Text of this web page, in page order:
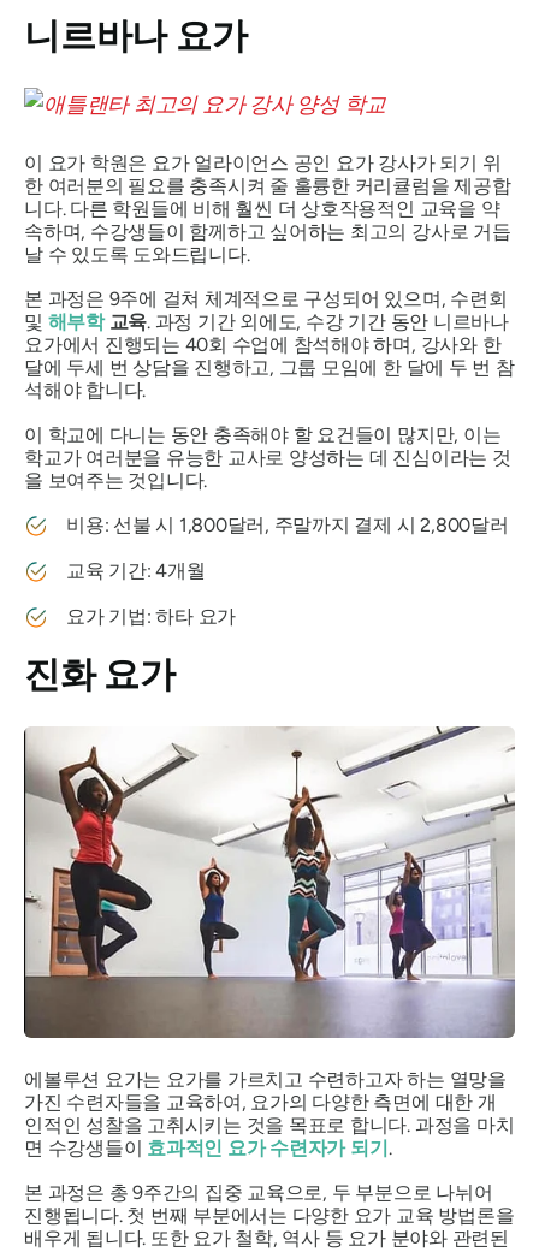
니르바나 요가
이 요가 학원은 요가 얼라이언스 공인 요가 강사가 되기 위
한 여러분의 필요를 충족시켜 줄 훌륭한 커리큘럼을 제공합
니다. 다른 학원들에 비해 훨씬 더 상호작용적인 교육을 약
속하며, 수강생들이 함께하고 싶어하는 최고의 강사로 거듭
날 수 있도록 도와드립니다.
본 과정은 9주에 걸쳐 체계적으로 구성되어 있으며, 수련회
및 해부학교육. 과정 기간 외에도, 수강 기간 동안 니르바나
요가에서 진행되는 40회 수업에 참석해야 하며, 강사와 한
달에 두세 번 상담을 진행하고, 그룹 모임에 한 달에 두 번 참
석해야 합니다.
이 학교에 다니는 동안 충족해야 할 요건들이 많지만, 이는
학교가 여러분을 유능한 교사로 양성하는 데 진심이라는 것
을 보여주는 것입니다.
비용: 선불 시 1,800달러, 주말까지 결제 시 2,800달러
교육 기간: 4개월
요가 기법: 하타 요가
진화 요가
에볼루션 요가는 요가를 가르치고 수련하고자 하는 열망을
가진 수련자들을 교육하여, 요가의 다양한 측면에 대한 개
인적인 성찰을 고취시키는 것을 목표로 합니다. 과정을 마치
면 수강생들이 효과적인 요가 수련자가 되기 .
본 과정은 총 9주간의 집중 교육으로, 두 부분으로 나뉘어
진행됩니다. 첫 번째 부분에서는 다양한 요가 교육 방법론을
배우게 됩니다. 또한 요가 철학, 역사 등 요가 분야와 관련된